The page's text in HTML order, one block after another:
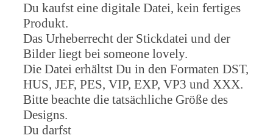
Du kaufst eine digitale Datei, kein fertiges
Produkt.
Das Urheberrecht der Stickdatei und der
Bilder liegt bei someone lovely.
Die Datei erhältst Du in den Formaten DST,
HUS, JEF, PES, VIP, EXP, VP3 und XXX.
Bitte beachte die tatsächliche Größe des
Designs.
Du darfst